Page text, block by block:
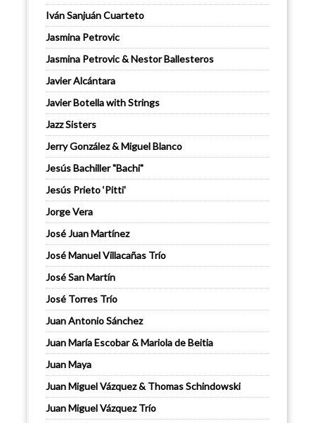
Iván Sanjuán Cuarteto
Jasmina Petrovic
Jasmina Petrovic & Nestor Ballesteros
Javier Alcántara
Javier Botella with Strings
Jazz Sisters
Jerry González & Miguel Blanco
Jesús Bachiller "Bachi"
Jesús Prieto ‘Pitti'
Jorge Vera
José Juan Martínez
José Manuel Villacañas Trío
José San Martín
José Torres Trío
Juan Antonio Sánchez
Juan María Escobar & Mariola de Beitia
Juan Maya
Juan Miguel Vázquez & Thomas Schindowski
Juan Miguel Vázquez Trío